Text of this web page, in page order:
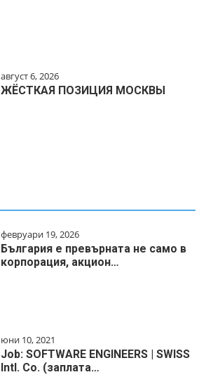
август 6, 2026
ЖЁСТКАЯ ПОЗИЦИЯ МОСКВЫ
февруари 19, 2026
България е превърната не само в
корпорация, акцион…
юни 10, 2021
Job: SOFTWARE ENGINEERS | SWISS
Intl. Co. (заплата…